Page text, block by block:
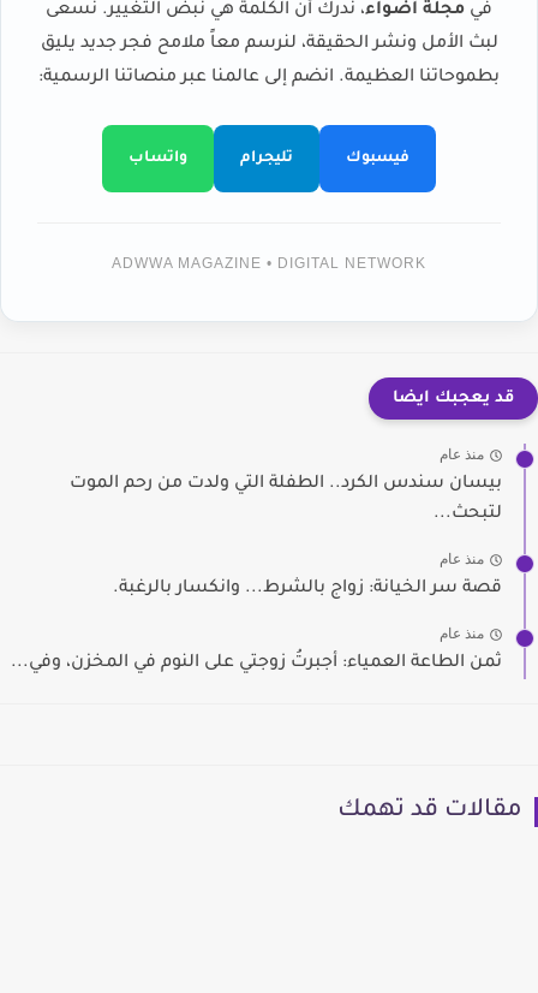
في مجلة أضواء، ندرك أن الكلمة هي نبض التغيير. نسعى
لبث الأمل ونشر الحقيقة، لنرسم معاً ملامح فجر جديد يليق
بطموحاتنا العظيمة. انضم إلى عالمنا عبر منصاتنا الرسمية:
فيسبوك تليجرام واتساب
ADWWA MAGAZINE • DIGITAL NETWORK
قد يعجبك ايضا
منذ عام
بيسان سندس الكرد.. الطفلة التي ولدت من رحم الموت
لتبحث...
منذ عام
قصة سر الخيانة: زواج بالشرط... وانكسار بالرغبة.
منذ عام
ثمن الطاعة العمياء: أجبرتُ زوجتي على النوم في المخزن، وفي...
مقالات قد تهمك